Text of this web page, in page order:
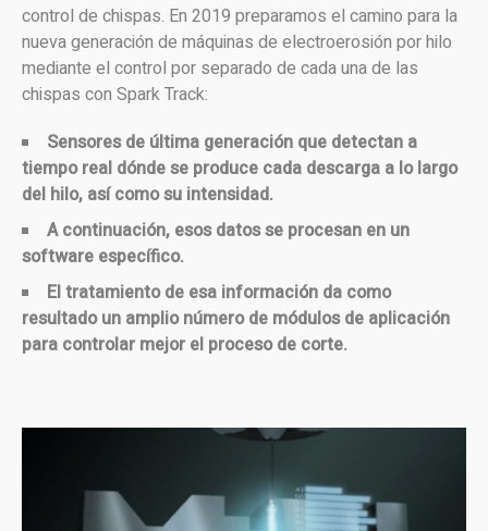
control de chispas. En 2019 preparamos el camino para la
nueva generación de máquinas de electroerosión por hilo
mediante el control por separado de cada una de las
chispas con Spark Track:
Sensores de última generación que detectan a
tiempo real dónde se produce cada descarga a lo largo
del hilo, así como su intensidad.
A continuación, esos datos se procesan en un
software específico.
El tratamiento de esa información da como
resultado un amplio número de módulos de aplicación
para controlar mejor el proceso de corte.